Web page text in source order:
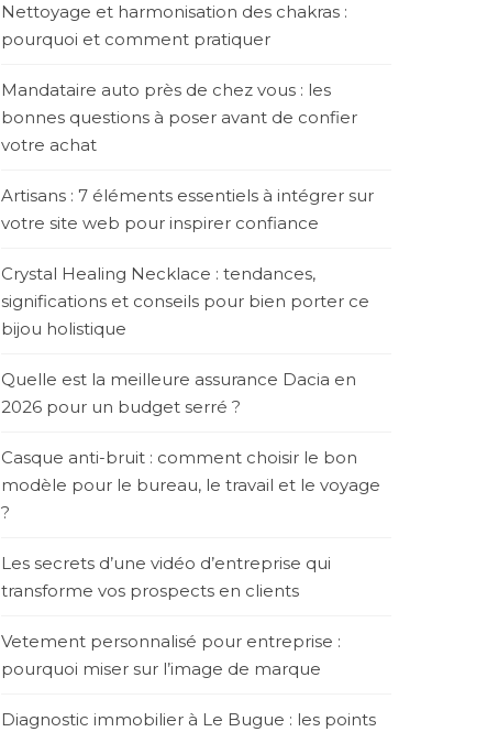
Nettoyage et harmonisation des chakras :
pourquoi et comment pratiquer
Mandataire auto près de chez vous : les
bonnes questions à poser avant de confier
votre achat
Artisans : 7 éléments essentiels à intégrer sur
votre site web pour inspirer confiance
Crystal Healing Necklace : tendances,
significations et conseils pour bien porter ce
bijou holistique
Quelle est la meilleure assurance Dacia en
2026 pour un budget serré ?
Casque anti-bruit : comment choisir le bon
modèle pour le bureau, le travail et le voyage
?
Les secrets d’une vidéo d’entreprise qui
transforme vos prospects en clients
Vetement personnalisé pour entreprise :
pourquoi miser sur l’image de marque
Diagnostic immobilier à Le Bugue : les points